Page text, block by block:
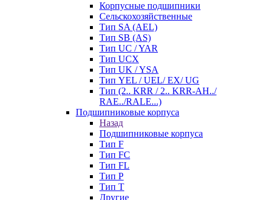
Корпусные подшипники
Сельскохозяйственные
Тип SA (AEL)
Тип SB (AS)
Тип UC / YAR
Тип UCX
Тип UK / YSA
Тип YEL / UEL/ EX/ UG
Тип (2.. KRR / 2.. KRR-AH../
RAE../RALE...)
Подшипниковые корпуса
Назад
Подшипниковые корпуса
Тип F
Тип FC
Тип FL
Тип P
Тип T
Другие